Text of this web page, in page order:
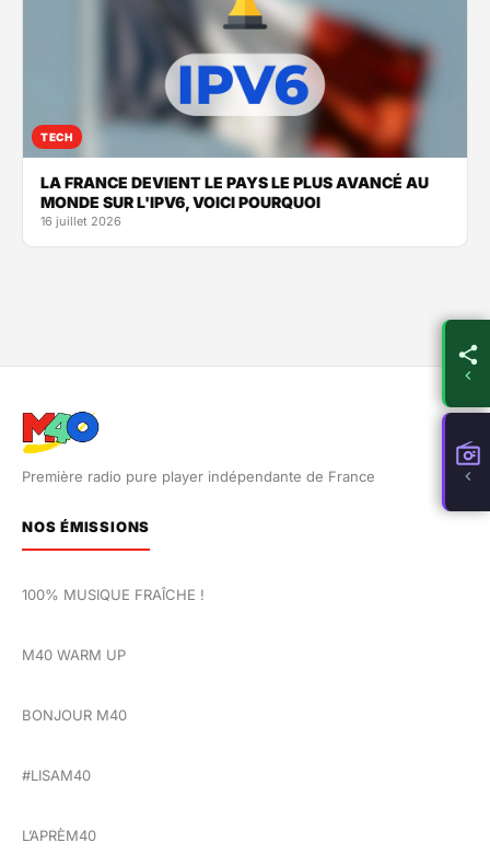
TECH
LA FRANCE DEVIENT LE PAYS LE PLUS AVANCÉ AU
MONDE SUR L'IPV6, VOICI POURQUOI
16 juillet 2026
Première radio pure player indépendante de France
NOS ÉMISSIONS
100% MUSIQUE FRAÎCHE !
M40 WARM UP
BONJOUR M40
#LISAM40
L’APRÈM40